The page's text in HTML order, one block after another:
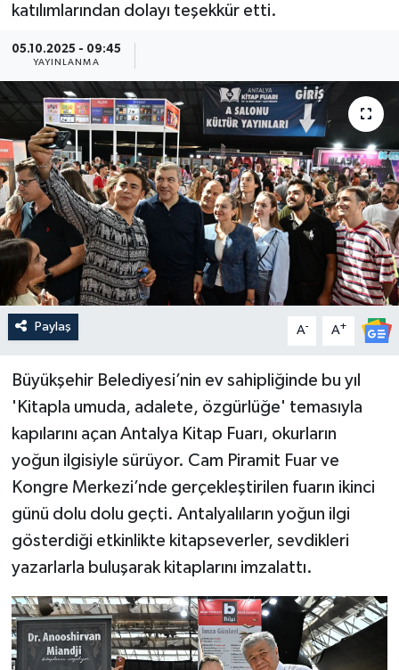
katılımlarından dolayı teşekkür etti.
05.10.2025 - 09:45
YAYINLANMA
Paylaş A- A+
Büyükşehir Belediyesi’nin ev sahipliğinde bu yıl
'Kitapla umuda, adalete, özgürlüğe' temasıyla
kapılarını açan Antalya Kitap Fuarı, okurların
yoğun ilgisiyle sürüyor. Cam Piramit Fuar ve
Kongre Merkezi’nde gerçekleştirilen fuarın ikinci
günü dolu dolu geçti. Antalyalıların yoğun ilgi
gösterdiği etkinlikte kitapseverler, sevdikleri
yazarlarla buluşarak kitaplarını imzalattı.
Magazin
Resmi İlan
Sağlık & Yaşam
Siyaset
Spor